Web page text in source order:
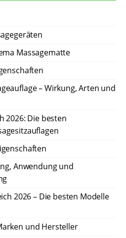
Massagematte
– Wirkung, Arten und
2026: Die besten
Anwendung und
2026 – Die besten Modelle
und Hersteller